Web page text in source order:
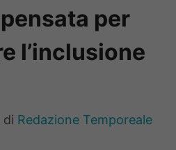
per
l’inclusione
di Redazione Temporeale